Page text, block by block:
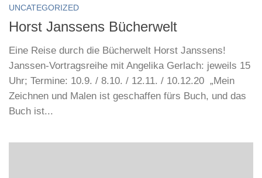
UNCATEGORIZED
Horst Janssens Bücherwelt
Eine Reise durch die Bücherwelt Horst Janssens!
Janssen-Vortragsreihe mit Angelika Gerlach: jeweils 15
Uhr; Termine: 10.9. / 8.10. / 12.11. / 10.12.20 „Mein
Zeichnen und Malen ist geschaffen fürs Buch, und das
Buch ist...